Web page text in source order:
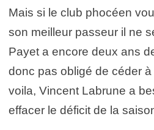
Mais si le club phocéen
son meilleur passeur il ne
Payet a encore deux ans
donc pas obligé de céder
voila, Vincent Labrune a
effacer le déficit de la